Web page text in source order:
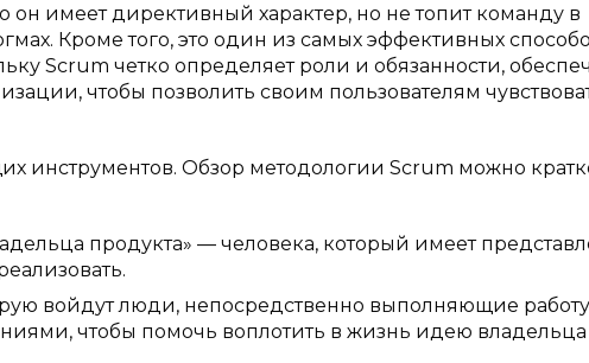
он имеет директивный характер, но не топит команду в
Кроме того, это один из самых эффективных
Scrum четко определяет роли и обязанности,
чтобы позволить своим пользователям
инструментов. Обзор методологии Scrum можно
продукта» — человека, который имеет
войдут люди, непосредственно выполняющие
чтобы помочь воплотить в жизнь идею владельца